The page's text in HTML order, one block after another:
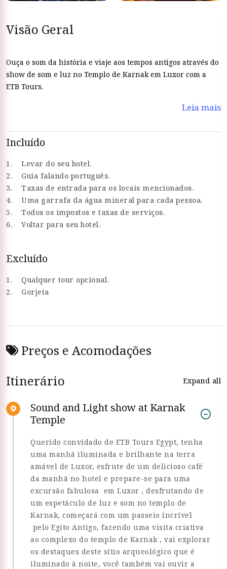
Visão Geral
Ouça o som da história e viaje aos tempos antigos através do
show de som e luz no Templo de Karnak em Luxor com a
ETB Tours.
Leia mais
Incluído
1. Levar do seu hotel.
2. Guia falando português.
3. Taxas de entrada para os locais mencionados.
4. Uma garrafa da água mineral para cada pessoa.
5. Todos os impostos e taxas de serviços.
6. Voltar para seu hotel.
Excluído
1. Qualquer tour opcional.
2. Gorjeta
Preços e Acomodações
Itinerário
Expand all
Sound and Light show at Karnak
Temple
Querido convidado de ETB Tours Egypt, tenha
uma manhã iluminada e brilhante na terra
amável de Luxor, esfrute de um delicioso café
da manhã no hotel e prepare-se para uma
excursão fabulosa em Luxor , desfrutando de
um espetáculo de luz e som no templo de
Karnak, começará com um passeio incrível
pelo Egito Antigo, fazendo uma visita criativa
ao complexo do templo de Karnak , vai explorar
os destaques deste sítio arqueológico que é
iluminado à noite, você também vai ouvir a